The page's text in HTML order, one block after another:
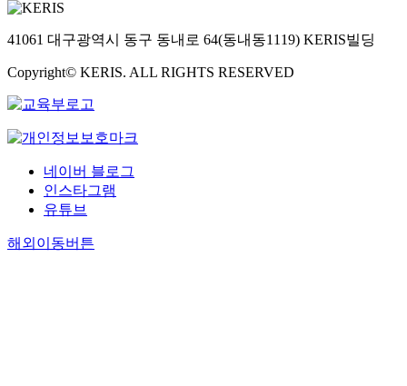
41061 대구광역시 동구 동내로 64(동내동1119) KERIS빌딩
Copyright© KERIS. ALL RIGHTS RESERVED
네이버 블로그
인스타그램
유튜브
해외이동버튼